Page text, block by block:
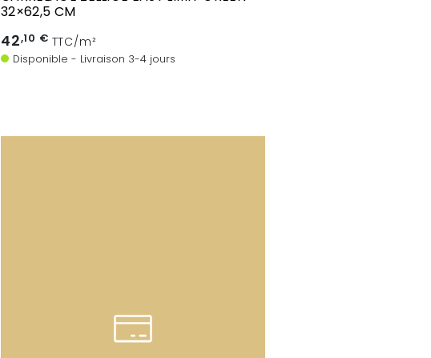
32×62,5 CM
42,10 € TTC/m²
Disponible - Livraison 3-4 jours